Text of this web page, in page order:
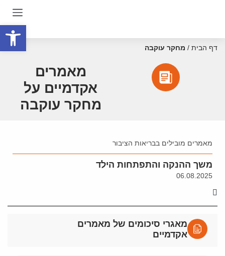
פתח
דף הבית / מחקר עוקבה
מאמרים
אקדמיים על
מחקר עוקבה
מאמרים מובילים בבריאות הציבור
משך ההנקה והתפתחות הילד
06.08.2025
מאגרי סיכומים של מאמרים
אקדמיים